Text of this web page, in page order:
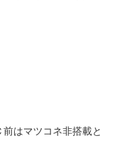
はマツコネ非搭載と